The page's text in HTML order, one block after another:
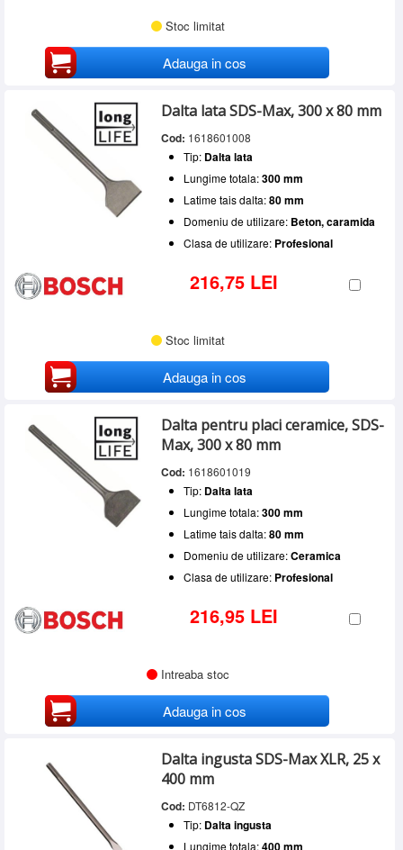
Stoc limitat
Adauga in cos
Dalta lata SDS-Max, 300 x 80 mm
Cod: 1618601008
Tip: Dalta lata
Lungime totala:300 mm
Latime tais dalta:80 mm
Domeniu de utilizare: Beton, caramida
Clasa de utilizare: Profesional
216,75 LEI
Stoc limitat
Adauga in cos
Dalta pentru placi ceramice, SDS-
Max, 300 x 80 mm
Cod: 1618601019
Tip: Dalta lata
Lungime totala:300 mm
Latime tais dalta:80 mm
Domeniu de utilizare:Ceramica
Clasa de utilizare: Profesional
216,95 LEI
Intreaba stoc
Adauga in cos
Dalta ingusta SDS-Max XLR, 25 x
400 mm
Cod: DT6812-QZ
Tip: Dalta ingusta
Lungime totala:400 mm